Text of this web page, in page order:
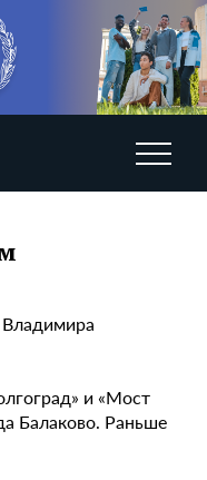
Владимира
и «Мост
Балаково. Раньше